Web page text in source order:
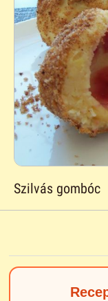
Szilvás gombóc